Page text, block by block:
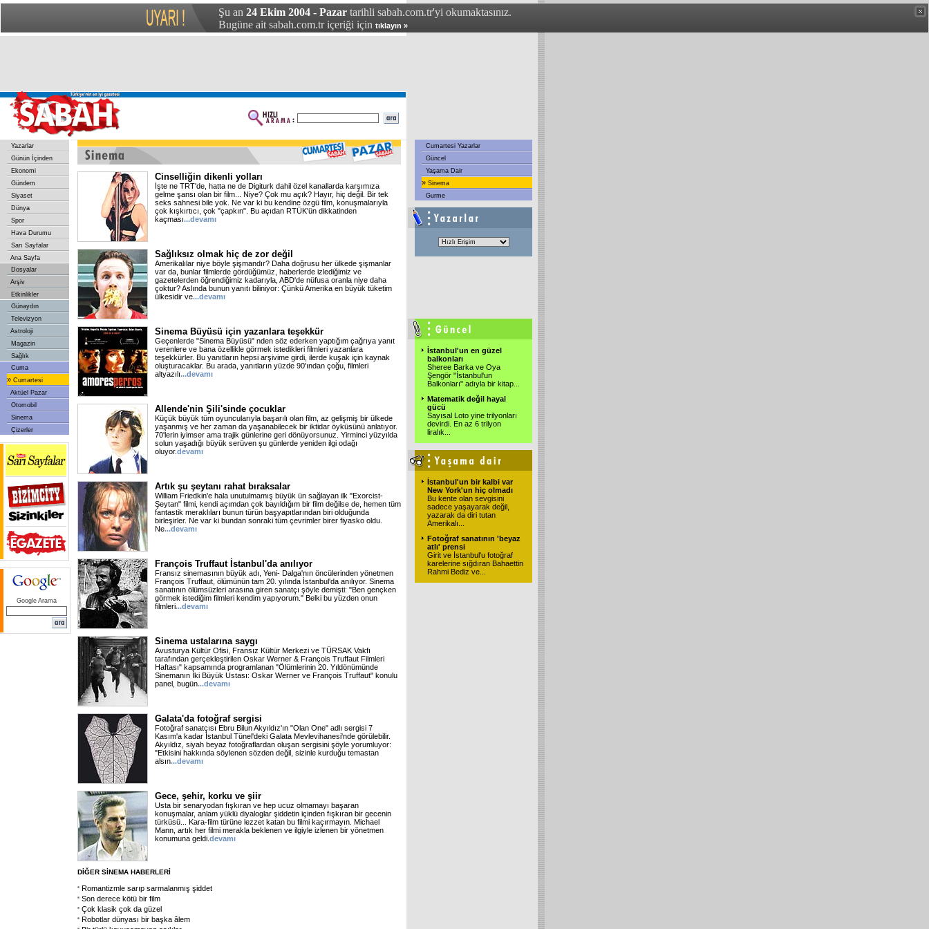
Şu an 24 Ekim 2004 - Pazar tarihli sabah.com.tr'yi okumaktasınız.
Bugüne ait sabah.com.tr içeriği için tıklayın »
Yazarlar
Günün İçinden
Ekonomi
Gündem
Siyaset
Dünya
Spor
Hava Durumu
Sarı Sayfalar
Ana Sayfa
Dosyalar
Arşiv
Etkinlikler
Günaydın
Televizyon
Astroloji
Magazin
Sağlık
Cuma
» Cumartesi
Aktüel Pazar
Otomobil
Sinema
Çizerler
Google Arama
Cinselliğin dikenli yolları
İşte ne TRT'de, hatta ne de Digiturk dahil özel kanallarda karşımıza
gelme şansı olan bir film... Niye? Çok mu açık? Hayır, hiç değil. Bir tek
seks sahnesi bile yok. Ne var ki bu kendine özgü film, konuşmalarıyla
çok kışkırtıcı, çok "çapkın". Bu açıdan RTÜK'ün dikkatinden
kaçması...devamı
Sağlıksız olmak hiç de zor değil
Amerikalılar niye böyle şişmandır? Daha doğrusu her ülkede şişmanlar
var da, bunlar filmlerde gördüğümüz, haberlerde izlediğimiz ve
gazetelerden öğrendiğimiz kadarıyla, ABD'de nüfusa oranla niye daha
çoktur? Aslında bunun yanıtı biliniyor: Çünkü Amerika en büyük tüketim
ülkesidir ve...devamı
Sinema Büyüsü için yazanlara teşekkür
Geçenlerde "Sinema Büyüsü" nden söz ederken yaptığım çağrıya yanıt
verenlere ve bana özellikle görmek istedikleri filmleri yazanlara
teşekkürler. Bu yanıtların hepsi arşivime girdi, ilerde kuşak için kaynak
oluşturacaklar. Bu arada, yanıtların yüzde 90'ından çoğu, filmleri
altyazılı...devamı
Allende'nin Şili'sinde çocuklar
Küçük büyük tüm oyuncularıyla başarılı olan film, az gelişmiş bir ülkede
yaşanmış ve her zaman da yaşanabilecek bir iktidar öyküsünü anlatıyor.
70'lerin iyimser ama trajik günlerine geri dönüyorsunuz. Yirminci yüzyılda
solun yaşadığı büyük serüven şu günlerde yeniden ilgi odağı
oluyor.devamı
Artık şu şeytanı rahat bıraksalar
William Friedkin'e hala unutulmamış büyük ün sağlayan ilk "Exorcist-
Şeytan" filmi, kendi açımdan çok bayıldığım bir film değilse de, hemen tüm
fantastik meraklıları bunun türün başyapıtlarından biri olduğunda
birleşirler. Ne var ki bundan sonraki tüm çevrimler birer fiyasko oldu.
Ne...devamı
François Truffaut İstanbul'da anılıyor
Fransız sinemasının büyük adı, Yeni- Dalga'nın öncülerinden yönetmen
François Truffaut, ölümünün tam 20. yılında İstanbul'da anılıyor. Sinema
sanatının ölümsüzleri arasına giren sanatçı şöyle demişti: "Ben gençken
görmek istediğim filmleri kendim yapıyorum." Belki bu yüzden onun
filmleri...devamı
Sinema ustalarına saygı
Avusturya Kültür Ofisi, Fransız Kültür Merkezi ve TÜRSAK Vakfı
tarafından gerçekleştirilen Oskar Werner & François Truffaut Filmleri
Haftası" kapsamında programlanan "Ölümlerinin 20. Yıldönümünde
Sinemanın İki Büyük Ustası: Oskar Werner ve François Truffaut" konulu
panel, bugün...devamı
Galata'da fotoğraf sergisi
Fotoğraf sanatçısı Ebru Bilun Akyıldız'ın "Olan One" adlı sergisi 7
Kasım'a kadar İstanbul Tünel'deki Galata Mevlevihanesi'nde görülebilir.
Akyıldız, siyah beyaz fotoğraflardan oluşan sergisini şöyle yorumluyor:
"Etkisini hakkında söylenen sözden değil, sizinle kurduğu temastan
alsın...devamı
Gece, şehir, korku ve şiir
Usta bir senaryodan fışkıran ve hep ucuz olmamayı başaran
konuşmalar, anlam yüklü diyaloglar şiddetin içinden fışkıran bir gecenin
türküsü... Kara-film türüne lezzet katan bu filmi kaçırmayın. Michael
Mann, artık her filmi merakla beklenen ve ilgiyle izlenen bir yönetmen
konumuna geldi. devamı
DİĞER SİNEMA HABERLERİ
Romantizmle sarıp sarmalanmış şiddet
Son derece kötü bir film
Çok klasik çok da güzel
Robotlar dünyası bir başka âlem
Cumartesi Yazarlar
Güncel
Yaşama Dair
» Sinema
Gurme
İstanbul'un en güzel
balkonları
Sheree Barka ve Oya
Şengör "İstanbul'un
Balkonları" adıyla bir kitap
Matematik değil hayal
gücü
Sayısal Loto yine trilyonları
devirdi. En az 6 trilyon
liralık
İstanbul'un bir kalbi var
New York'un hiç olmadı
Bu kente olan sevgisini
sadece yaşayarak değil,
yazarak da diri tutan
Amerikalı
Fotoğraf sanatının 'beyaz
atlı' prensi
Girit ve İstanbul'u fotoğraf
karelerine sığdıran Bahaettin
Rahmi Bediz ve